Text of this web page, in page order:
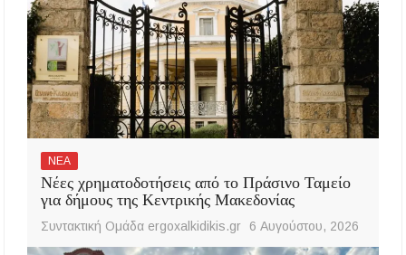
ΝΕΑ
Νέες χρηματοδοτήσεις από το Πράσινο Ταμείο
για δήμους της Κεντρικής Μακεδονίας
Συντακτική Ομάδα ergoxalkidikis.gr 6 Αυγούστου, 2026